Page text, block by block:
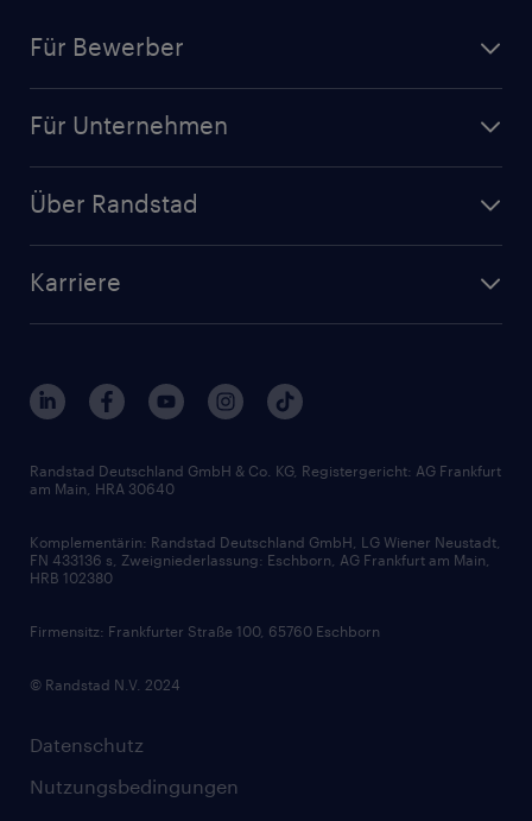
Für Bewerber
Initiativbewerbung
Randstad Akademie
Für Unternehmen
Branchen
Über Randstad
Interne Karriere
FAQ - Bewerber / Kunden
Zertifikate und Auszeichnungen
Karriere
Berufsprofile
Gehaltsthemen
Bewerbungsratgeber
Soft Skills
Skills
Datenschutz
Nutzungsbedingungen
Randstad Deutschland GmbH & Co. KG, Registergericht: AG Frankfurt
am Main, HRA 30640
Komplementärin: Randstad Deutschland GmbH, LG Wiener Neustadt,
FN 433136 s, Zweigniederlassung: Eschborn, AG Frankfurt am Main,
HRB 102380
Firmensitz: Frankfurter Straße 100, 65760 Eschborn
© Randstad N.V. 2024